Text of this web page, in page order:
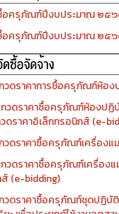
มาตรการลดการใช้พลังง
ง
อครุภัณฑ์ปีงบประมาณ ๒๕
อครุภัณฑ์ปีงบประมาณ ๒๕
วดราคาการซื้อครุภัณฑ์ห้อ
กวดราคาซื้อครุภัณฑ์ห้องปฏิ
ดราคาอิเล็กทรอนิกส์ (e-
วดราคาซื้อครุภัณฑ์เครื่อง